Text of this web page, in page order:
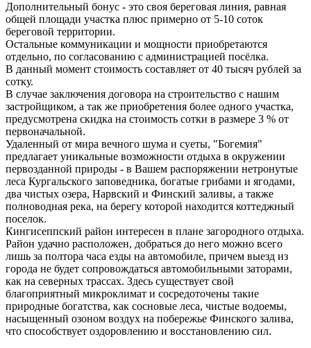
Дополнительный бонус - это своя береговая линия, равная
общей площади участка плюс примерно от 5-10 соток
береговой территории.
Остальные коммуникации и мощности приобретаются
отдельно, по согласованию с администрацией посёлка.
В данный момент стоимость составляет от 40 тысяч рублей за
сотку.
В случае заключения договора на строительство с нашим
застройщиком, а так же приобретения более одного участка,
предусмотрена скидка на стоимость сотки в размере 3 % от
первоначальной.
Удаленный от мира вечного шума и суеты, "Богемия"
предлагает уникальные возможности отдыха в окружении
первозданной природы - в Вашем распоряжении нетронутые
леса Кургальского заповедника, богатые грибами и ягодами,
два чистых озера, Нарвский и Финский заливы, а также
полноводная река, на берегу которой находится коттеджный
поселок.
Кингисеппский район интересен в плане загородного отдыха.
Район удачно расположен, добраться до него можно всего
лишь за полтора часа езды на автомобиле, причем выезд из
города не будет сопровождаться автомобильными заторами,
как на северных трассах. Здесь существует свой
благоприятный микроклимат и сосредоточены такие
природные богатства, как сосновые леса, чистые водоемы,
насыщенный озоном воздух на побережье Финского залива,
что способствует оздоровлению и восстановлению сил.